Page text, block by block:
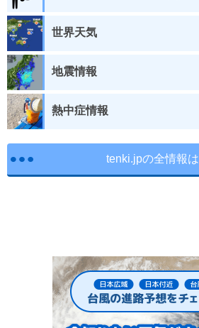
世界天気
地震情報
熱中症情報
tenki.jpの全情報